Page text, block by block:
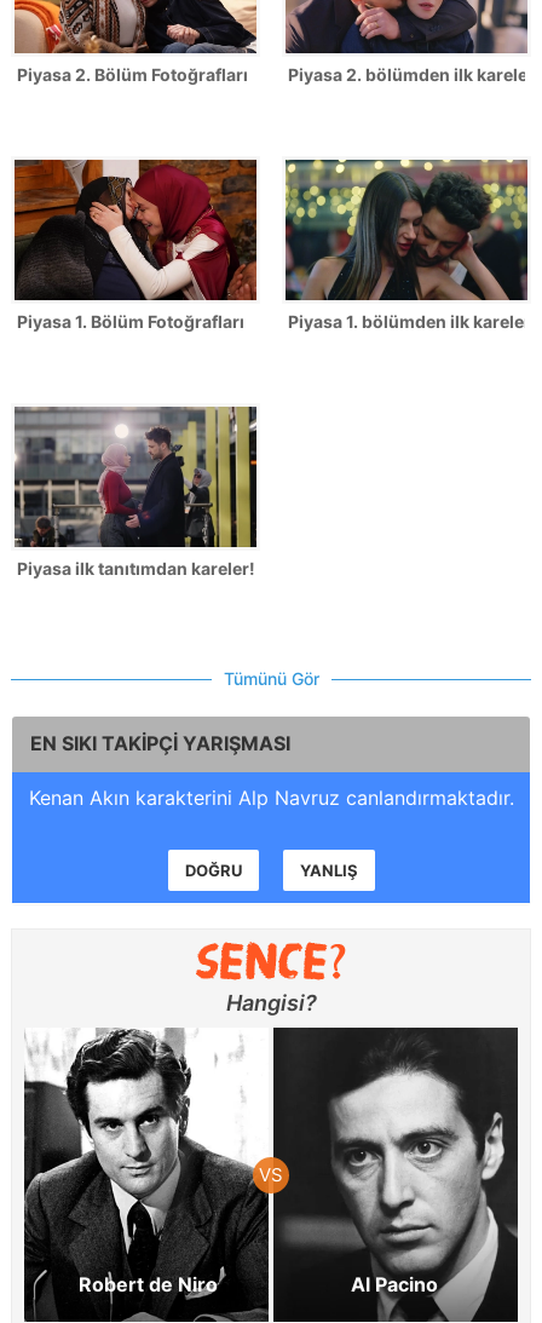
Piyasa 2. Bölüm Fotoğrafları Piyasa 2. bölümden ilk kareler!
Piyasa 1. Bölüm Fotoğrafları Piyasa 1. bölümden ilk kareler!
Piyasa ilk tanıtımdan kareler!
Tümünü Gör
EN SIKI TAKİPÇİ YARIŞMASI
Kenan Akın karakterini Alp Navruz canlandırmaktadır.
DOĞRU YANLIŞ
Hangisi?
Robert de Niro Al Pacino